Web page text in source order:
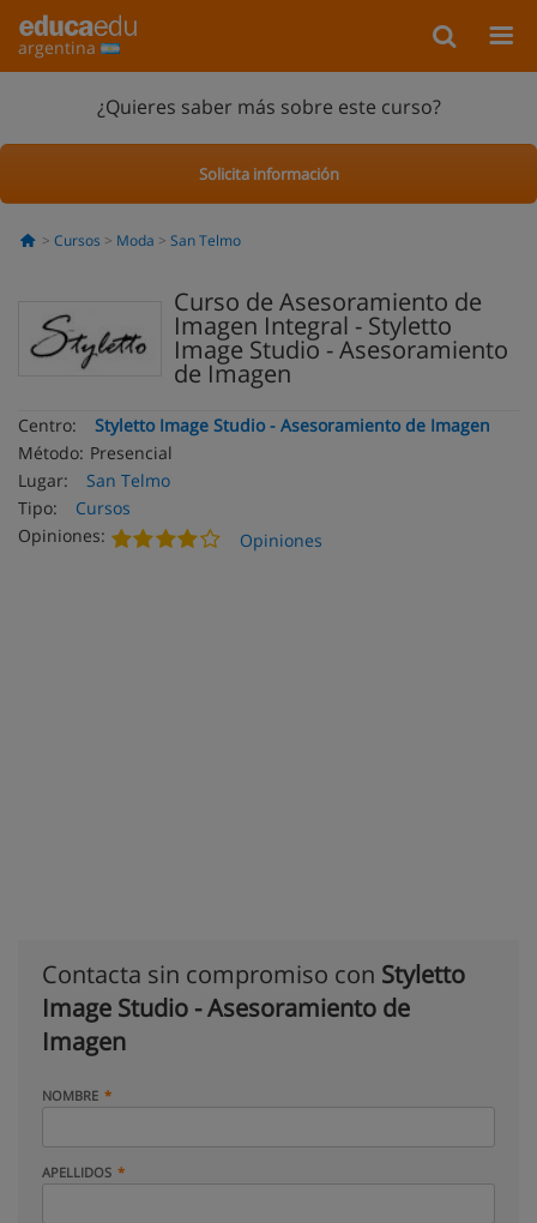
argentina
¿Quieres saber más sobre este curso?
Solicita información
Cursos Moda San Telmo
Curso de Asesoramiento de
Imagen Integral - Styletto
Image Studio - Asesoramiento
de Imagen
Centro:
Styletto Image Studio - Asesoramiento de Imagen
Método: Presencial
Lugar:
San Telmo
Tipo:
Cursos
Opiniones:
Opiniones
Contacta sin compromiso con Styletto
Image Studio - Asesoramiento de
Imagen
NOMBRE
APELLIDOS